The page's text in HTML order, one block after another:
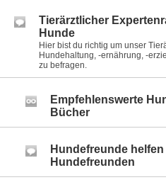
Tierärztlicher
Hunde
Hier bist du richtig um unser
Hundehaltung, -ernährung, -
zu befragen.
Empfehlenswerte
Bücher
Hundefreunde helfen
Hundefreunden